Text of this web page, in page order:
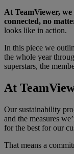
At TeamViewer,
connected, no
looks like in action.
In this piece we
the whole year
superstars, the
At
Our sustainability
and the measures
for the best for our
That means a